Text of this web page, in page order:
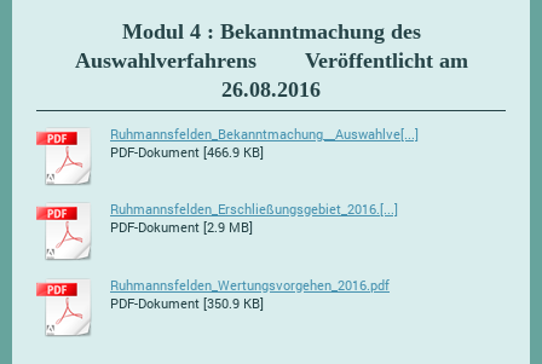
Modul 4 : Bekanntmachung des
Auswahlverfahrens Veröffentlicht am
26.08.2016
Ruhmannsfelden_Bekanntmachung__Auswahlve[...]
PDF-Dokument [466.9 KB]
Ruhmannsfelden_Erschließungsgebiet_2016.[...]
PDF-Dokument [2.9 MB]
Ruhmannsfelden_Wertungsvorgehen_2016.pdf
PDF-Dokument [350.9 KB]